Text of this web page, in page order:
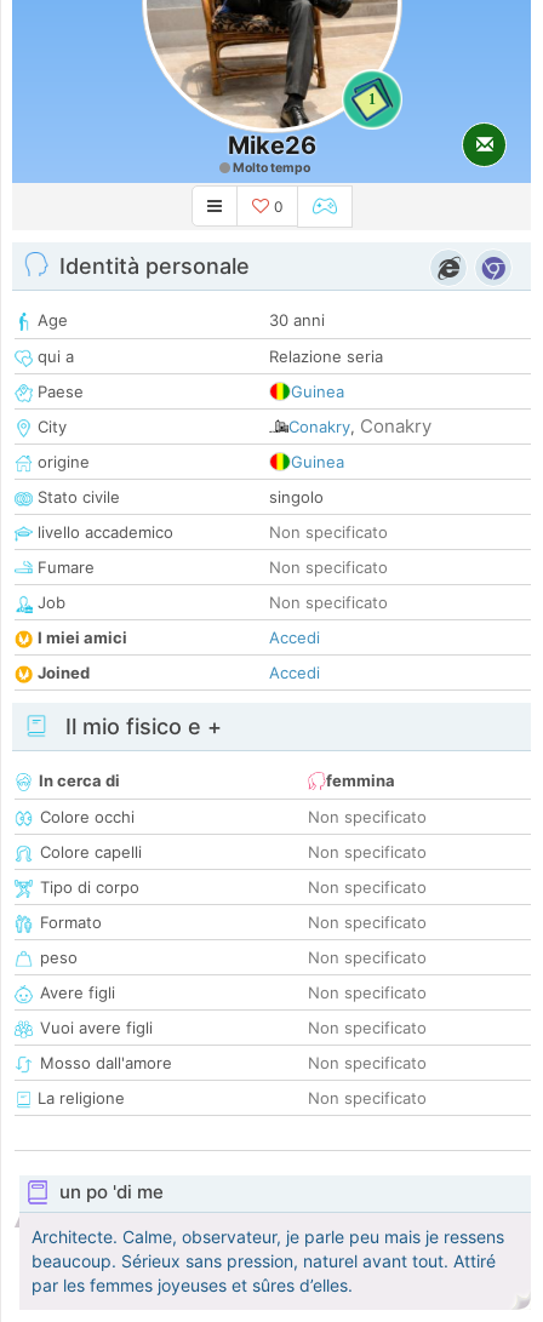
1
Mike26
Molto tempo
0
Identità personale
Age
30 anni
qui a
Relazione seria
Paese
Guinea
City
Conakry, Conakry
origine
Guinea
Stato civile
singolo
livello accademico
Non specificato
Fumare
Non specificato
Job
Non specificato
I miei amici
Accedi
Joined
Accedi
Il mio fisico e +
In cerca di
femmina
Colore occhi
Non specificato
Colore capelli
Non specificato
Tipo di corpo
Non specificato
Formato
Non specificato
peso
Non specificato
Avere figli
Non specificato
Vuoi avere figli
Non specificato
Mosso dall'amore
Non specificato
La religione
Non specificato
un po 'di me
Architecte. Calme, observateur, je parle peu mais je ressens
beaucoup. Sérieux sans pression, naturel avant tout. Attiré
par les femmes joyeuses et sûres d’elles.